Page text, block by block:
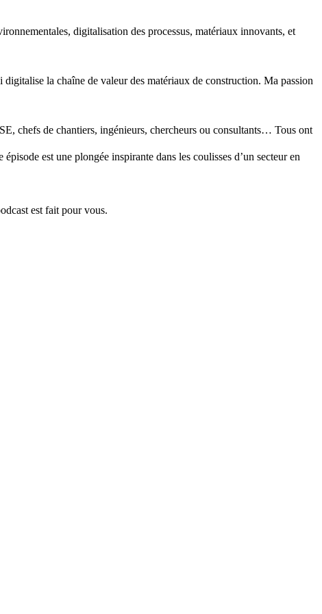
digitalisation des processus, matériaux innovants, et
la chaîne de valeur des matériaux de construction. Ma passion
chefs de chantiers, ingénieurs, chercheurs ou consultants… Tous ont
est une plongée inspirante dans les coulisses d’un secteur en
est fait pour vous.